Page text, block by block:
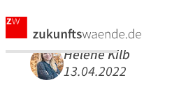
Helene Kilb
13.04.2022